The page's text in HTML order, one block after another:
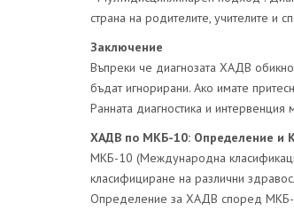
страна на родителите, учителите и
Заключение
Въпреки че диагнозата ХАДВ
бъдат игнорирани. Ако имате
Ранната диагностика и
ХАДВ по МКБ-10: Определение и
МКБ-10 (Международна
класифициране на различни
Определение за ХАДВ според